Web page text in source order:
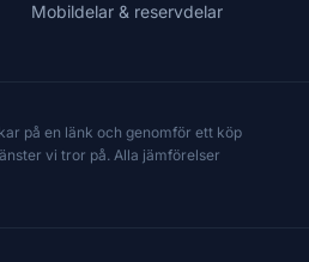
Mobildelar & reservdelar
på en länk och genomför ett köp
vi tror på. Alla jämförelser